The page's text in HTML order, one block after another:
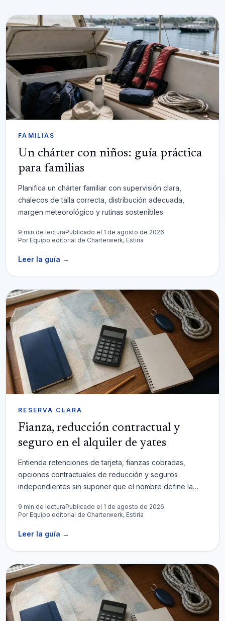
FAMILIAS
Un chárter con niños: guía práctica
para familias
Planifica un chárter familiar con supervisión clara,
chalecos de talla correcta, distribución adecuada,
margen meteorológico y rutinas sostenibles.
9 min de lecturaPublicado el 1 de agosto de 2026
Por Equipo editorial de Charterwerk, Estiria
Leer la guía →
RESERVA CLARA
Fianza, reducción contractual y
seguro en el alquiler de yates
Entienda retenciones de tarjeta, fianzas cobradas,
opciones contractuales de reducción y seguros
independientes sin suponer que el nombre define la
9 min de lecturaPublicado el 1 de agosto de 2026
Por Equipo editorial de Charterwerk, Estiria
Leer la guía →